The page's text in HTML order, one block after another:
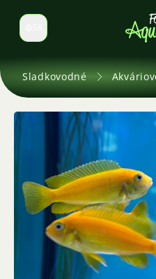
Prepnúť jazyk
Sladkovodné